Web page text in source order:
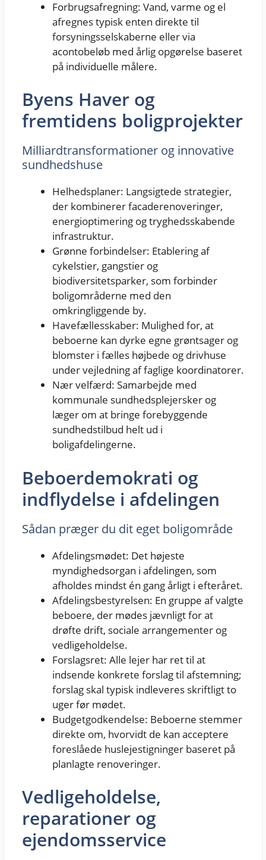
Forbrugsafregning: Vand, varme og el
afregnes typisk enten direkte til
forsyningsselskaberne eller via
acontobeløb med årlig opgørelse baseret
på individuelle målere.
Byens Haver og
fremtidens boligprojekter
Milliardtransformationer og innovative
sundhedshuse
Helhedsplaner: Langsigtede strategier,
der kombinerer facaderenoveringer,
energioptimering og tryghedsskabende
infrastruktur.
Grønne forbindelser: Etablering af
cykelstier, gangstier og
biodiversitetsparker, som forbinder
boligområderne med den
omkringliggende by.
Havefællesskaber: Mulighed for, at
beboerne kan dyrke egne grøntsager og
blomster i fælles højbede og drivhuse
under vejledning af faglige koordinatorer.
Nær velfærd: Samarbejde med
kommunale sundhedsplejersker og
læger om at bringe forebyggende
sundhedstilbud helt ud i
boligafdelingerne.
Beboerdemokrati og
indflydelse i afdelingen
Sådan præger du dit eget boligområde
Afdelingsmødet: Det højeste
myndighedsorgan i afdelingen, som
afholdes mindst én gang årligt i efteråret.
Afdelingsbestyrelsen: En gruppe af valgte
beboere, der mødes jævnligt for at
drøfte drift, sociale arrangementer og
vedligeholdelse.
Forslagsret: Alle lejer har ret til at
indsende konkrete forslag til afstemning;
forslag skal typisk indleveres skriftligt to
uger før mødet.
Budgetgodkendelse: Beboerne stemmer
direkte om, hvorvidt de kan acceptere
foreslåede huslejestigninger baseret på
planlagte renoveringer.
Vedligeholdelse,
reparationer og
ejendomsservice